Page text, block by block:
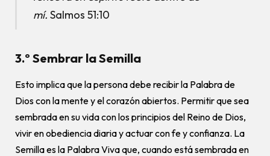
mí. Salmos 51:10
3.º Sembrar la Semilla
Esto implica que la persona debe recibir la Palabra de
Dios con la mente y el corazón abiertos. Permitir que sea
sembrada en su vida con los principios del Reino de Dios,
vivir en obediencia diaria y actuar con fe y confianza. La
Semilla es la Palabra Viva que, cuando está sembrada en